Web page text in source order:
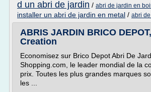
d un abri de jardin / abri de jardin en
installer un abri de jardin en metal / abri
ABRIS JARDIN BRICO
Creation
Economisez sur Brico Depot Abri De
Shopping.com, le leader mondial de la
prix. Toutes les plus grandes marques
les ...